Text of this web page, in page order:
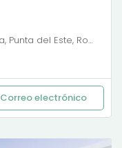
Armação dos Búzios, CABA, Córdoba, Punta del Este, Rosario, Santiago de Chile, Valparaíso, Villa Dolores, Viña del Mar, Pedro C. Molina, Barrio Cura Brochero, Villa Dolores, Municipio de Villa Dolores, Pedanía Dolores, Departamento San Javier, Córdoba, X5870, Argentina
Correo electrónico